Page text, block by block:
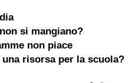
si mangiano?
non piace
risorsa per la scuola?